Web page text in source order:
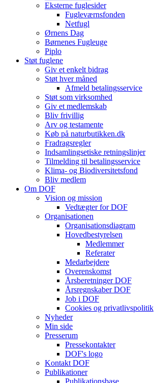
Eksterne fuglesider
Fugleværnsfonden
Netfugl
Ørnens Dag
Børnenes Fugleuge
Piplo
Støt fuglene
Giv et enkelt bidrag
Støt hver måned
Afmeld betalingsservice
Støt som virksomhed
Giv et medlemskab
Bliv frivillig
Arv og testamente
Køb på naturbutikken.dk
Fradragsregler
Indsamlingsetiske retningslinjer
Tilmelding til betalingsservice
Klima- og Biodiversitetsfond
Bliv medlem
Om DOF
Vision og mission
Vedtægter for DOF
Organisationen
Organisationsdiagram
Hovedbestyrelsen
Medlemmer
Referater
Medarbejdere
Overenskomst
Årsberetninger DOF
Årsregnskaber DOF
Job i DOF
Cookies og privatlivspolitik
Nyheder
Min side
Presserum
Pressekontakter
DOF's logo
Kontakt DOF
Publikationer
Publikationsbase